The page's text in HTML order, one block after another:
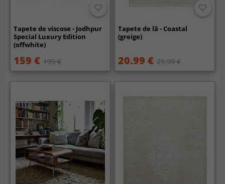
Tapete de viscose - Jodhpur
Special Luxury Edition
(offwhite)
159 € 199 €
Tapete de lã - Coastal
(greige)
20.99 € 29.99 €